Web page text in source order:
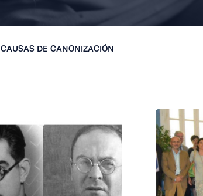
CAUSAS DE CANONIZACIÓN